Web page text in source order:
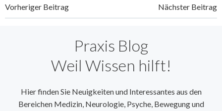
Beitragsnavigation
Vorheriger Beitrag Nächster Beitrag
Praxis Blog
Weil Wissen hilft!
Hier finden Sie Neuigkeiten und Interessantes aus den
Bereichen Medizin, Neurologie, Psyche, Bewegung und